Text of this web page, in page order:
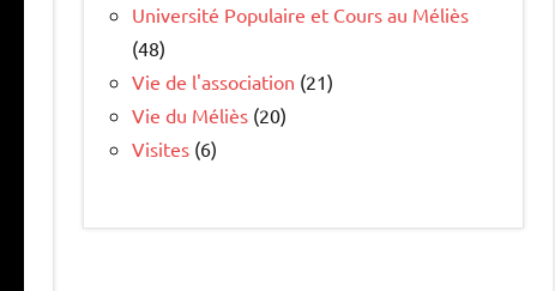
Université Populaire et Cours au Méliès
(48)
Vie de l'association (21)
Vie du Méliès (20)
Visites (6)